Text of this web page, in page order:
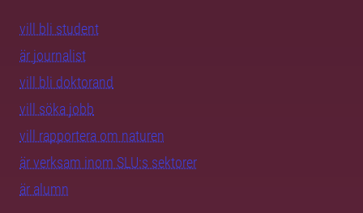
vill bli student
är journalist
vill bli doktorand
vill söka jobb
vill rapportera om naturen
är verksam inom SLU:s sektorer
är alumn